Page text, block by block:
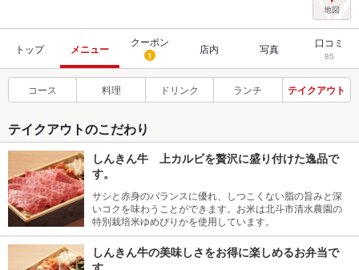
トップ メニュー
クーポン
1 店内 写真 口コミ
85
コース 料理 ドリンク ランチ テイクアウト
テイクアウトのこだわり
しんきん牛 上カルビを贅沢に盛り付けた逸品で
す。
サシと赤身のバランスに優れ、しつこくない脂の旨みと深
いコクを味わうことができます。お米は北斗市清水農園の
特別栽培米ゆめぴりかを使用しています。
しんきん牛の美味しさをお得に楽しめるお弁当で
す。